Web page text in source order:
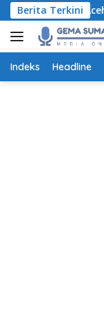
Langsung
ke
konten
Berita Terkini
Aceh
Indeks Headline